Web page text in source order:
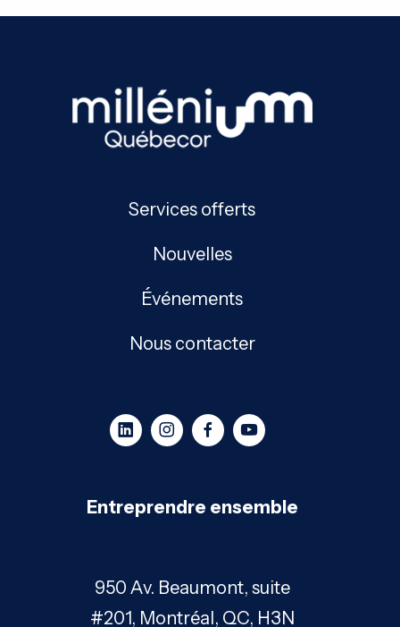
Services offerts
Nouvelles
Événements
Nous contacter
Entreprendre ensemble
950 Av. Beaumont, suite
#201, Montréal, QC, H3N